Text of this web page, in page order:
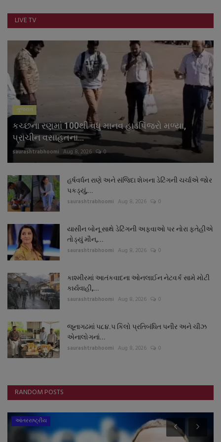
નાણાંકીય સમાચાર
સ્થાનિક સમાચાર
સ્પોર્ટ્સ
રાશિફળ
ગુનાખોરી
બોલિવૂડ
સ્વાસ્થ્ય
LIVE TV
ગુજરાત
કચ્છના રણમાં 100થી વધુ માનવ હાડપિંજરો મળ્યા,
પ્રાચીન વસાહતના...
saurashtrabhoomi Aug 8, 2026 0
હર્ષવર્ધન રાણે અને સંજિદા શેખના ડેટિંગની ચર્ચાએ જોર
પકડ્યું,...
saurashtrabhoomi Aug 8, 2026 0
યાસીન બોનૂ સાથે ડેટિંગની અફવાઓ પર નોરા ફતેહીએ
તોડ્યું મૌન,...
saurashtrabhoomi Aug 8, 2026 0
કાશ્મીરમાં આતંકવાદના ઓનલાઈન નેટવર્ક સામે મોટી
કાર્યવાહી,...
saurashtrabhoomi Aug 8, 2026 0
જૂનાગઢમાં ૫૮૪.૫ કિલો પ્રતિબંધિત પનીર અને ચીઝ
એનાલોગનાં...
saurashtrabhoomi Aug 8, 2026 0
RANDOM POSTS
આંતરરાષ્ટ્રીય